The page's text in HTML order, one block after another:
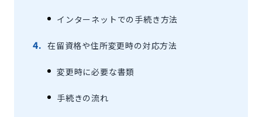
インターネットでの手続き方法
在留資格や住所変更時の対応方法
変更時に必要な書類
手続きの流れ